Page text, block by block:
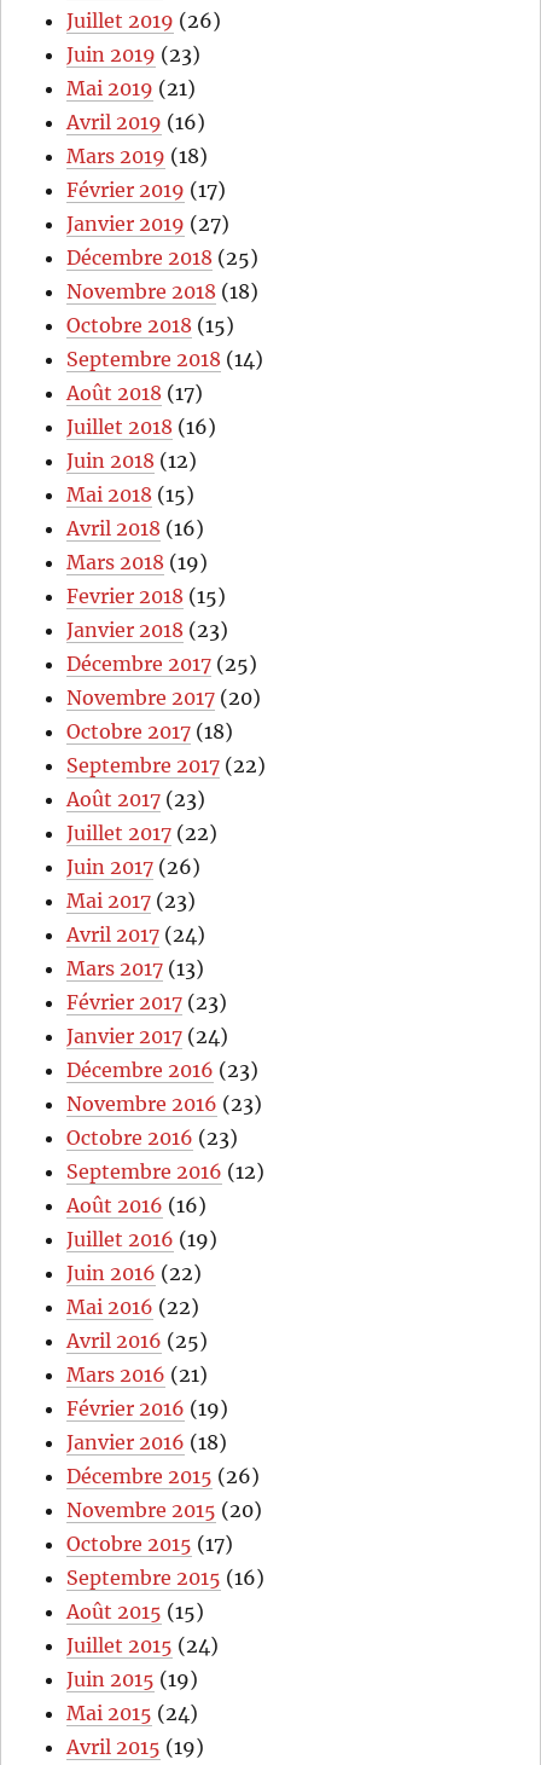
Juillet 2019 (26)
Juin 2019 (23)
Mai 2019 (21)
Avril 2019 (16)
Mars 2019 (18)
Février 2019 (17)
Janvier 2019 (27)
Décembre 2018 (25)
Novembre 2018 (18)
Octobre 2018 (15)
Septembre 2018 (14)
Août 2018 (17)
Juillet 2018 (16)
Juin 2018 (12)
Mai 2018 (15)
Avril 2018 (16)
Mars 2018 (19)
Fevrier 2018 (15)
Janvier 2018 (23)
Décembre 2017 (25)
Novembre 2017 (20)
Octobre 2017 (18)
Septembre 2017 (22)
Août 2017 (23)
Juillet 2017 (22)
Juin 2017 (26)
Mai 2017 (23)
Avril 2017 (24)
Mars 2017 (13)
Février 2017 (23)
Janvier 2017 (24)
Décembre 2016 (23)
Novembre 2016 (23)
Octobre 2016 (23)
Septembre 2016 (12)
Août 2016 (16)
Juillet 2016 (19)
Juin 2016 (22)
Mai 2016 (22)
Avril 2016 (25)
Mars 2016 (21)
Février 2016 (19)
Janvier 2016 (18)
Décembre 2015 (26)
Novembre 2015 (20)
Octobre 2015 (17)
Septembre 2015 (16)
Août 2015 (15)
Juillet 2015 (24)
Juin 2015 (19)
Mai 2015 (24)
Avril 2015 (19)